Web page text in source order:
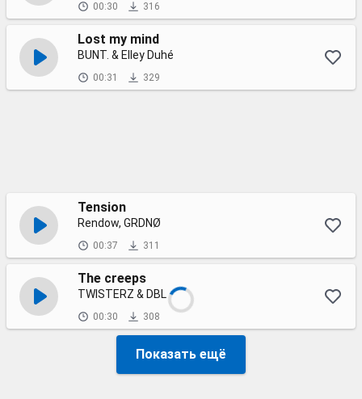
00:30 316
Lost my mind
BUNT. & Elley Duhé
00:31 329
Tension
Rendow, GRDNØ
00:37 311
The creeps
TWISTERZ & DBL
00:30 308
Показать ещё